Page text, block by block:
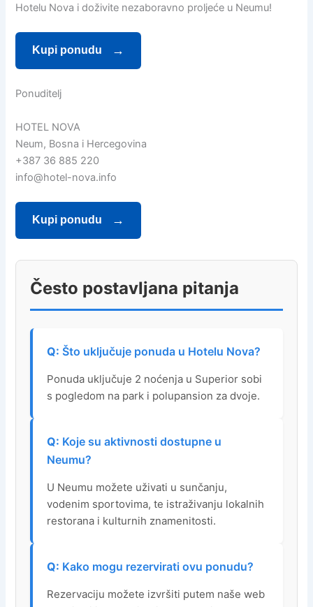
Hotelu Nova i doživite nezaboravno proljeće u Neumu!
Kupi ponudu
Ponuditelj
HOTEL NOVA
Neum, Bosna i Hercegovina
+387 36 885 220
info@hotel-nova.info
Kupi ponudu
Često postavljana pitanja
Što uključuje ponuda u Hotelu Nova?
Ponuda uključuje 2 noćenja u Superior sobi
s pogledom na park i polupansion za dvoje.
Koje su aktivnosti dostupne u
Neumu?
U Neumu možete uživati u sunčanju,
vodenim sportovima, te istraživanju lokalnih
restorana i kulturnih znamenitosti.
Kako mogu rezervirati ovu ponudu?
Rezervaciju možete izvršiti putem naše web